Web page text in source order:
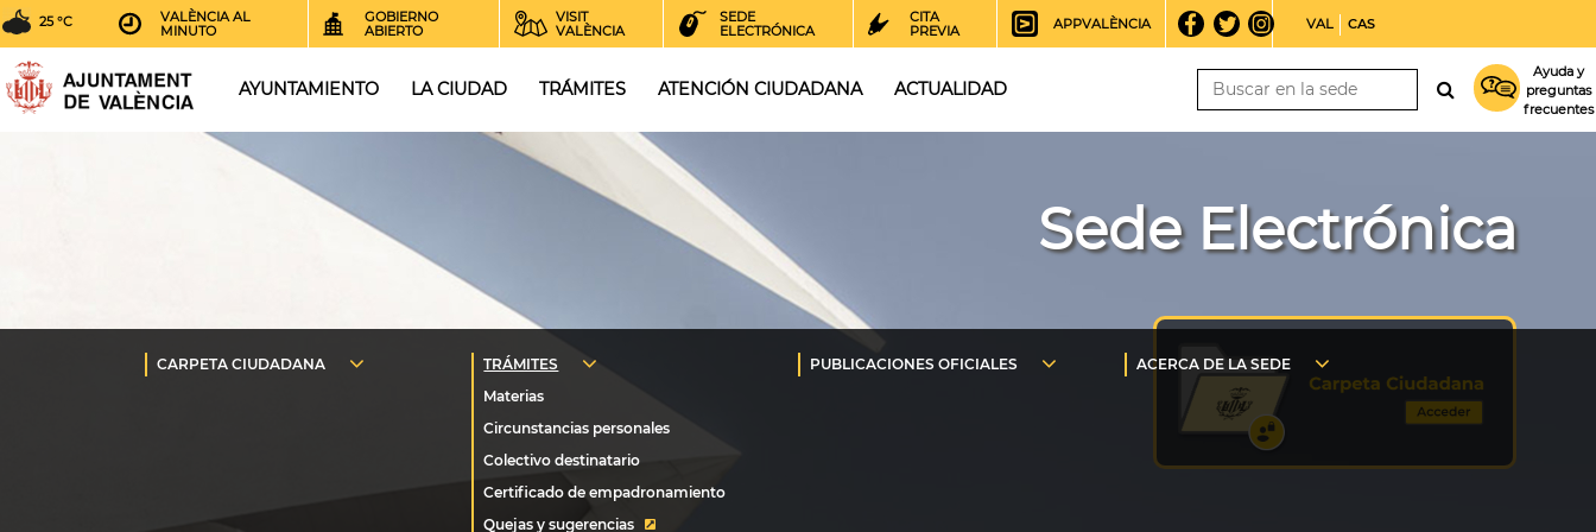
25 °C
VALÈNCIA AL
MINUTO
GOBIERNO
ABIERTO
VISIT
VALÈNCIA
SEDE
ELECTRÓNICA
CITA
PREVIA
APPVALÈNCIA VAL CAS
AYUNTAMIENTO LA CIUDAD TRÁMITES ATENCIÓN CIUDADANA ACTUALIDAD
Ayuda y
preguntas
frecuentes
Sede Electrónica
Quejas y sugerencias